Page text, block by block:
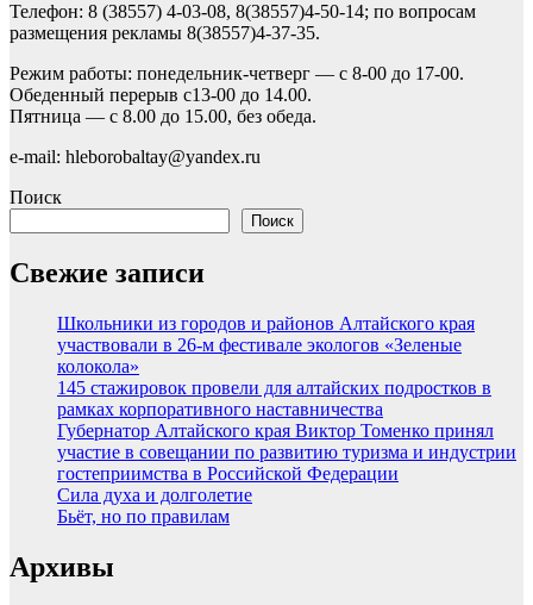
Телефон: 8 (38557) 4-03-08, 8(38557)4-50-14; по вопросам
размещения рекламы 8(38557)4-37-35.
Режим работы: понедельник-четверг — с 8-00 до 17-00.
Обеденный перерыв с13-00 до 14.00.
Пятница — с 8.00 до 15.00, без обеда.
e-mail: hleborobaltay@yandex.ru
Поиск
Поиск
Свежие записи
Школьники из городов и районов Алтайского края
участвовали в 26-м фестивале экологов «Зеленые
колокола»
145 стажировок провели для алтайских подростков в
рамках корпоративного наставничества
Губернатор Алтайского края Виктор Томенко принял
участие в совещании по развитию туризма и индустрии
гостеприимства в Российской Федерации
Сила духа и долголетие
Бьёт, но по правилам
Архивы